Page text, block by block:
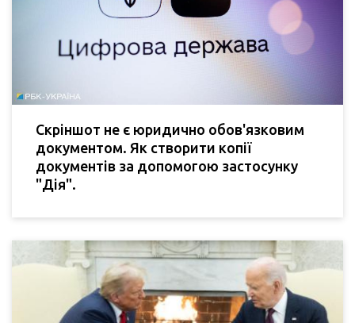
Скріншот не є юридично обов'язковим
документом. Як створити копії
документів за допомогою застосунку
"Дія".